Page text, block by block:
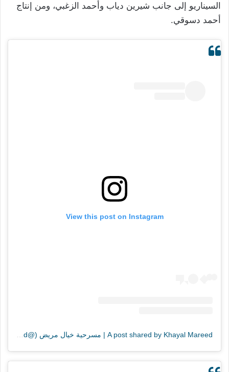
السيناريو إلى جانب شيرين دياب وأحمد الزغبي، ومن إنتاج
أحمد دسوقي.
View this post on Instagram